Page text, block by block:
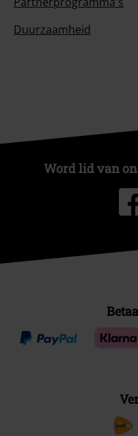
Duurzaamheid
Word lid van